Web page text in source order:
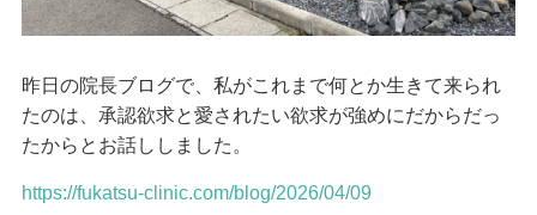
昨日の院長ブログで、私がこれまで何とか生きて来られ
たのは、承認欲求と愛されたい欲求が強めにだからだっ
たからとお話ししました。
https://fukatsu-clinic.com/blog/2026/04/09